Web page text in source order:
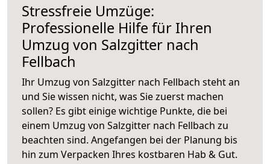
Stressfreie Umzüge:
Professionelle Hilfe für Ihren
Umzug von Salzgitter nach
Fellbach
Ihr Umzug von Salzgitter nach Fellbach steht an
und Sie wissen nicht, was Sie zuerst machen
sollen? Es gibt einige wichtige Punkte, die bei
einem Umzug von Salzgitter nach Fellbach zu
beachten sind. Angefangen bei der Planung bis
hin zum Verpacken Ihres kostbaren Hab & Gut.